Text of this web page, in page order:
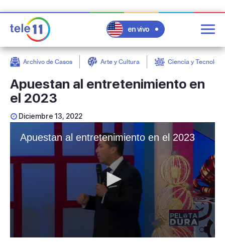
en vivo
Archivo de Casos Arte y Cultura Ciencia y
Apuestan al entretenimiento en
el 2023
Diciembre 13, 2022
Apuestan al entretenimiento en el 2023
post